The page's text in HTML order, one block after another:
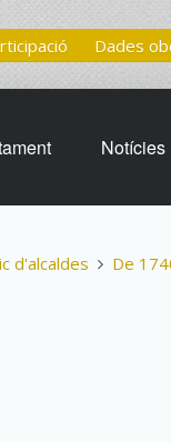
Dades
Notícies
d'alcaldes De